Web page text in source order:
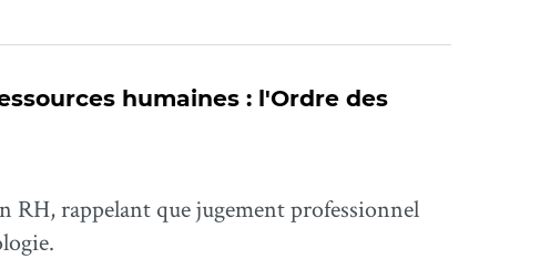
humaines : l'Ordre des
RH, rappelant que jugement professionnel